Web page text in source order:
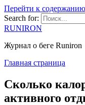
Перейти к содержанию
Search for:
RUNIRON
Журнал о беге Runiron
Главная страница
Сколько
активного